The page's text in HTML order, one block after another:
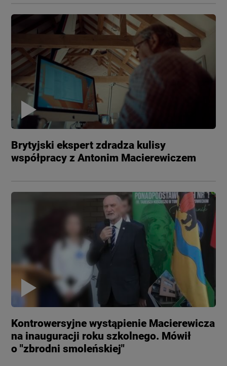
Brytyjski ekspert zdradza kulisy
współpracy z Antonim Macierewiczem
Kontrowersyjne wystąpienie Macierewicza
na inauguracji roku szkolnego. Mówił
o "zbrodni smoleńskiej"